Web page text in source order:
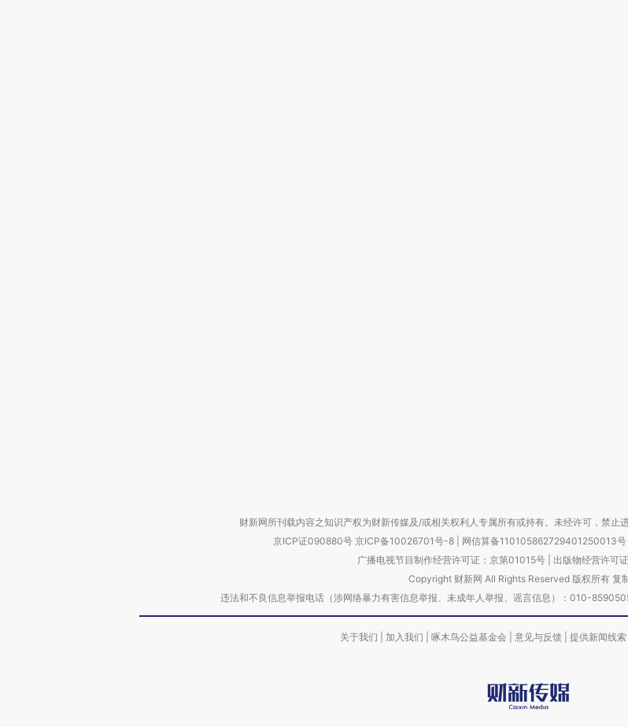
财新网所刊载内容之知识产权为财新传媒及/或相关权利人专属所有或持有。未经许可，禁止
京ICP证090880号 京ICP备10026701号-8 网信算备110105862729401250013号
广播电视节目制作经营许可证：京第01015号| 出版物经营许可
Copyright 财新网 All Rights Reserved 版权所有 复
违法和不良信息举报电话（涉网络暴力有害信息举报、未成年人举报、谣言信息）：010-
关于我们 加入我们 啄木鸟公益基金会 意见与反馈 提供新闻线索